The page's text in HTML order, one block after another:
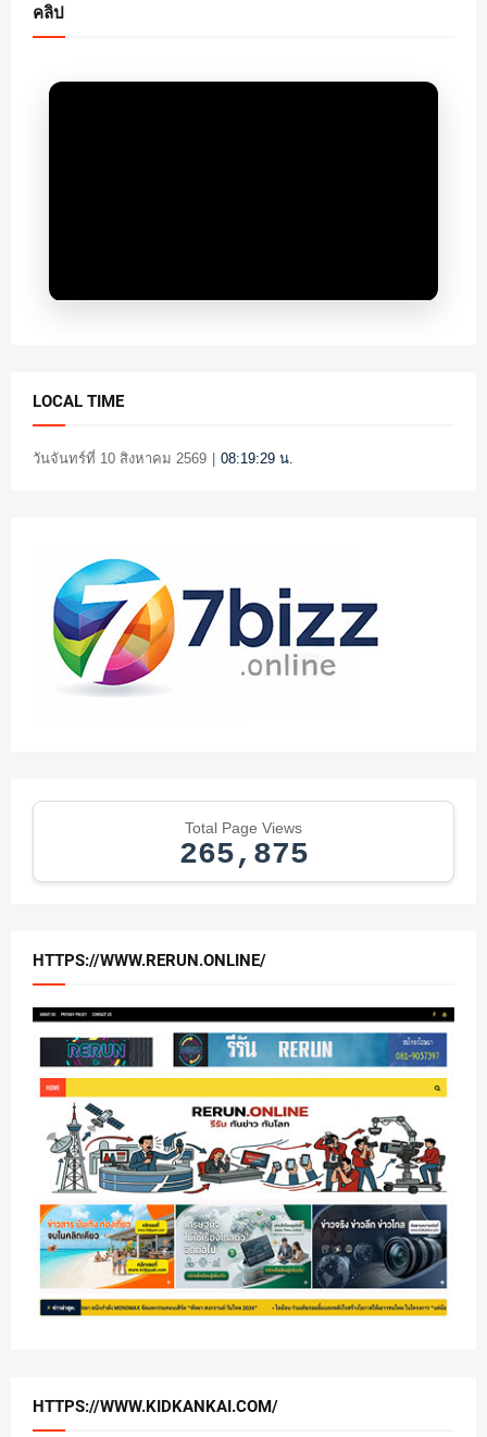
คลิป
LOCAL TIME
วันจันทร์ที่ 10 สิงหาคม 2569 | 08:19:30 น.
Total Page Views
265,875
HTTPS://WWW.RERUN.ONLINE/
HTTPS://WWW.KIDKANKAI.COM/